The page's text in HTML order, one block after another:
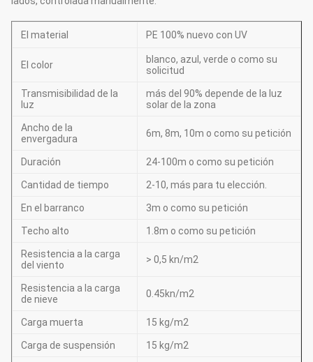
El material PE 100% nuevo con UV
El color
blanco, azul, verde o como su
solicitud
Transmisibilidad de la
luz
más del 90% depende de la luz
solar de la zona
Ancho de la
envergadura
6m, 8m, 10m o como su petición
Duración 24-100m o como su petición
Cantidad de tiempo 2-10, más para tu elección.
En el barranco 3m o como su petición
Techo alto 1.8m o como su petición
Resistencia a la carga
del viento
> 0,5 kn/m2
Resistencia a la carga
de nieve
0.45kn/m2
Carga muerta 15 kg/m2
Carga de suspensión 15 kg/m2